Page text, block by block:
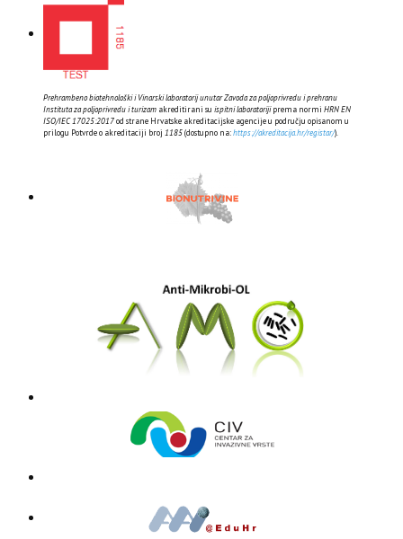
Prehrambeno biotehnološki i Vinarski laboratorij unutar Zavoda za poljoprivredu i prehranu
Instituta za poljoprivredu i turizam akreditirani su ispitni laboratorijiprema normi HRN EN
ISO/IEC 17025:2017od strane Hrvatske akreditacijske agencije u području opisanom u
prilogu Potvrde o akreditaciji broj 1185(dostupno na:https://akreditacija.hr/registar/).